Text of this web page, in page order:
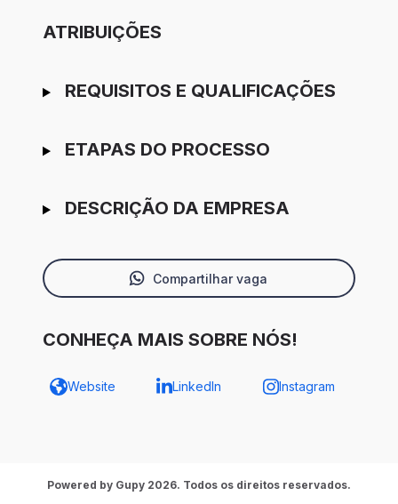
ATRIBUIÇÕES
REQUISITOS E QUALIFICAÇÕES
ETAPAS DO PROCESSO
DESCRIÇÃO DA EMPRESA
Compartilhar vaga
CONHEÇA MAIS SOBRE NÓS!
Website LinkedIn Instagram
Powered by Gupy 2026. Todos os direitos reservados.